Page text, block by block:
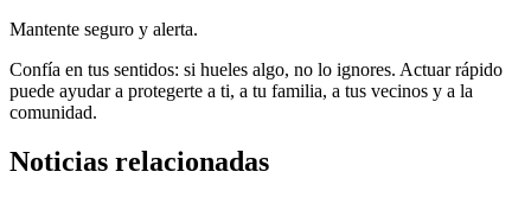
Mantente seguro y alerta.
Confía en tus sentidos: si hueles algo, no lo ignores. Actuar rápido
puede ayudar a protegerte a ti, a tu familia, a tus vecinos y a la
comunidad.
Noticias relacionadas